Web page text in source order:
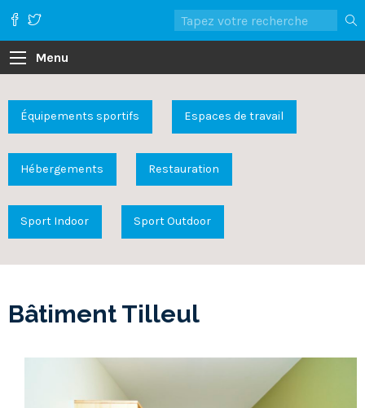
Menu
Équipements sportifs Espaces de travail
Hébergements Restauration
Sport Indoor Sport Outdoor
Bâtiment Tilleul